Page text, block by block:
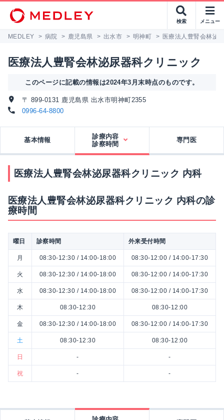
検索 メニュー
MEDLEY > 病院 > 鹿児島県 > 出水市 > 明神町 > 医療法人豊腎会林泌
医療法人豊腎会林泌尿器科クリニック
このページに記載の情報は2024年3月末時点のものです。
〒 899-0131 鹿児島県 出水市明神町2355
0996-64-8800
基本情報
診療内容
診察時間
専門医
医療法人豊腎会林泌尿器科クリニック 内科
医療法人豊腎会林泌尿器科クリニック 内科の診
療時間
曜日 診察時間 外来受付時間
月 08:30-12:30 / 14:00-18:00 08:30-12:00 / 14:00-17:30
火 08:30-12:30 / 14:00-18:00 08:30-12:00 / 14:00-17:30
水 08:30-12:30 / 14:00-18:00 08:30-12:00 / 14:00-17:30
木 08:30-12:30 08:30-12:00
金 08:30-12:30 / 14:00-18:00 08:30-12:00 / 14:00-17:30
土 08:30-12:30 08:30-12:00
日 - -
祝 - -